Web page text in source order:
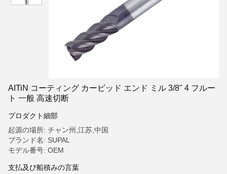
AITiN コーティング カービッド エンド ミル 3/8" 4 フルー
ト 一般 高速切断
プロダクト細部
起源の場所: チャン州,江苏,中国
ブランド名: SUPAL
モデル番号: OEM
支払及び船積みの言葉